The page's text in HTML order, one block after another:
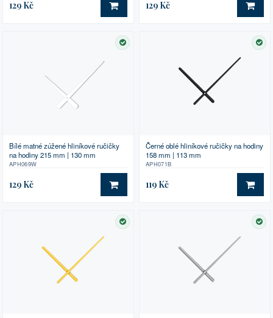
129 Kč DO KOŠÍKU
129 Kč DO
SKLADEM
Bílé matné zúžené hliníkové ručičky
na hodiny 215 mm | 130 mm
APH069W
129 Kč DO KOŠÍKU
Černé oblé hliníkové ručičky na hodiny
158 mm | 113 mm
APH071B
119 Kč DO
SKLADEM